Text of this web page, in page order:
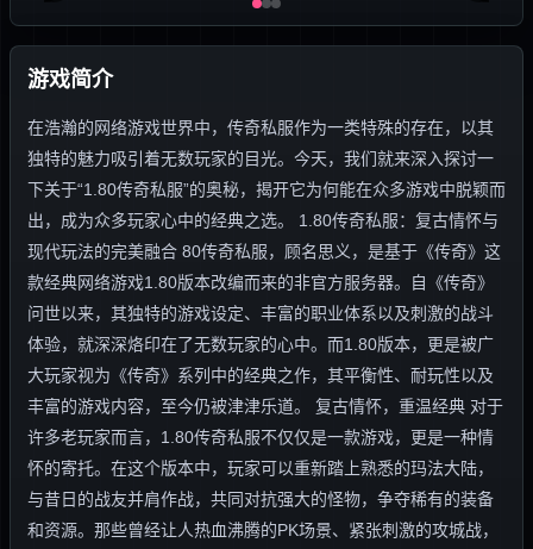
游戏简介
在浩瀚的网络游戏世界中，传奇私服作为一类特殊的存在，以其
独特的魅力吸引着无数玩家的目光。今天，我们就来深入探讨一
下关于“1.80传奇私服”的奥秘，揭开它为何能在众多游戏中脱颖而
出，成为众多玩家心中的经典之选。 1.80传奇私服：复古情怀与
现代玩法的完美融合 80传奇私服，顾名思义，是基于《传奇》这
款经典网络游戏1.80版本改编而来的非官方服务器。自《传奇》
问世以来，其独特的游戏设定、丰富的职业体系以及刺激的战斗
体验，就深深烙印在了无数玩家的心中。而1.80版本，更是被广
大玩家视为《传奇》系列中的经典之作，其平衡性、耐玩性以及
丰富的游戏内容，至今仍被津津乐道。 复古情怀，重温经典 对于
许多老玩家而言，1.80传奇私服不仅仅是一款游戏，更是一种情
怀的寄托。在这个版本中，玩家可以重新踏上熟悉的玛法大陆，
与昔日的战友并肩作战，共同对抗强大的怪物，争夺稀有的装备
和资源。那些曾经让人热血沸腾的PK场景、紧张刺激的攻城战，